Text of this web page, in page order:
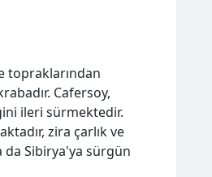
topraklarından
Cafersoy,
ileri sürmektedir.
zira çarlık ve
da Sibirya'ya sürgün